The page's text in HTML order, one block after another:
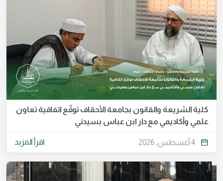
كلية الشريعة والقانون بجامعة الأحقاف توقّع اتفاقية تعاون
علمي وأكاديمي مع دار ابن عباس بسيدني
4 أغسطس، 2026 اقرأ المزيد